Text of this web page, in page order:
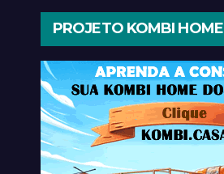
PROJETO KOMBI HOME